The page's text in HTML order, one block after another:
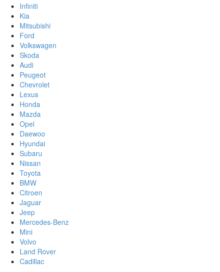
Infiniti
Kia
Mitsubishi
Ford
Volkswagen
Skoda
Audi
Peugeot
Chevrolet
Lexus
Honda
Mazda
Opel
Daewoo
Hyundai
Subaru
Nissan
Toyota
BMW
Citroen
Jaguar
Jeep
Mercedes-Benz
Mini
Volvo
Land Rover
Cadillac